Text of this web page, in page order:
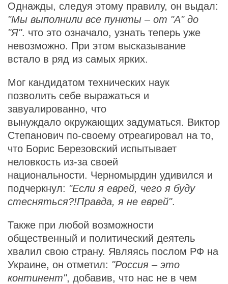
Однажды, следуя этому правилу, он выдал:
"Мы выполнили все пункты – от "А" до
"Я". что это означало, узнать теперь уже
невозможно. При этом высказывание
встало в ряд из самых ярких.
Мог кандидатом технических наук
позволить себе выражаться и
завуалированно, что
вынуждало окружающих задуматься. Виктор
Степанович по-своему отреагировал на то,
что Борис Березовский испытывает
неловкость из-за своей
национальности. Черномырдин удивился и
подчеркнул: "Если я еврей, чего я буду
стесняться?!Правда, я не еврей".
Также при любой возможности
общественный и политический деятель
хвалил свою страну. Являясь послом РФ на
Украине, он отметил: "Россия – это
континент", добавив, что нас не в чем